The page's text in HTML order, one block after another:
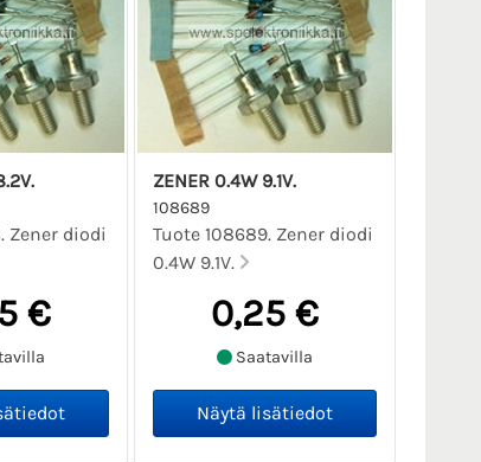
Zener diodi
€
ZENER 0.4W 9.1V.
108689
Tuote 108689. Zener diodi
0.4W 9.1V.
0,25 €
Saatavilla